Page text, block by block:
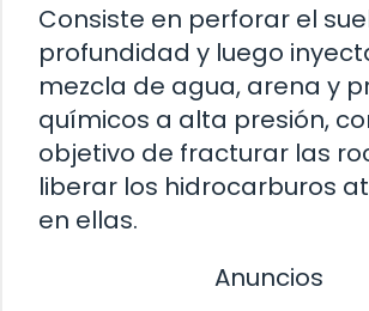
Consiste en perforar el
profundidad y luego
mezcla de agua, arena y
químicos a alta presión,
objetivo de fracturar las
liberar los hidrocarburos
en ellas.
Anuncios